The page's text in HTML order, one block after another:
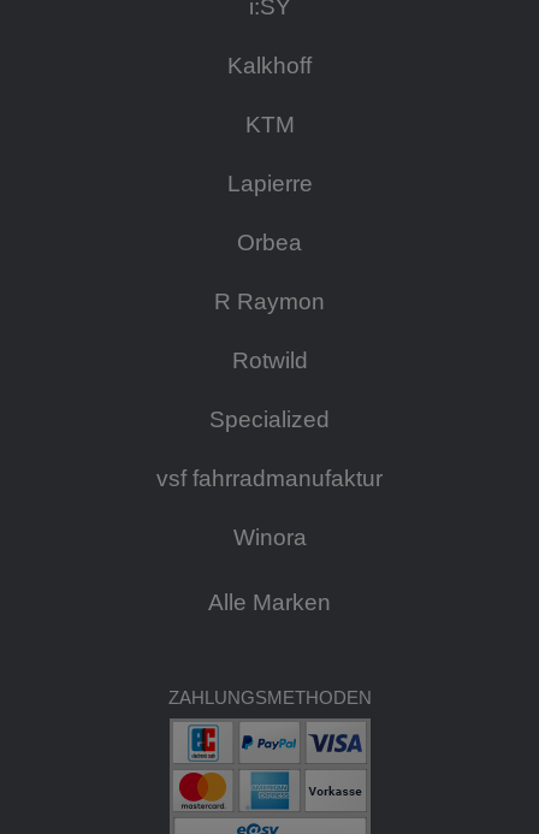
i:SY
Kalkhoff
KTM
Lapierre
Orbea
R Raymon
Rotwild
Specialized
vsf fahrradmanufaktur
Winora
Alle Marken
ZAHLUNGSMETHODEN